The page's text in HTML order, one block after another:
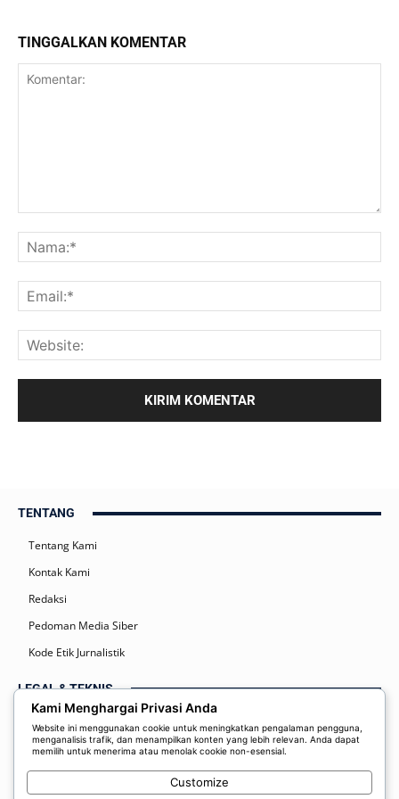
TINGGALKAN KOMENTAR
TENTANG
Tentang Kami
Kontak Kami
Redaksi
Pedoman Media Siber
Kode Etik Jurnalistik
LEGAL & TEKNIS
Kebijakan Privasi
Syarat dan Ketentuan
Disclaimer
Kami Menghargai Privasi Anda
Website ini menggunakan cookie untuk meningkatkan pengalaman pengguna,
menganalisis trafik, dan menampilkan konten yang lebih relevan. Anda dapat
memilih untuk menerima atau menolak cookie non-esensial.
Customize